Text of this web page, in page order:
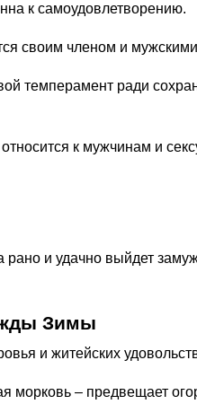
к самоудовлетворению.
своим членом и
темперамент ради
к мужчинам и
рано и удачно выйдет
Зимы
и житейских
морковь – предвещает